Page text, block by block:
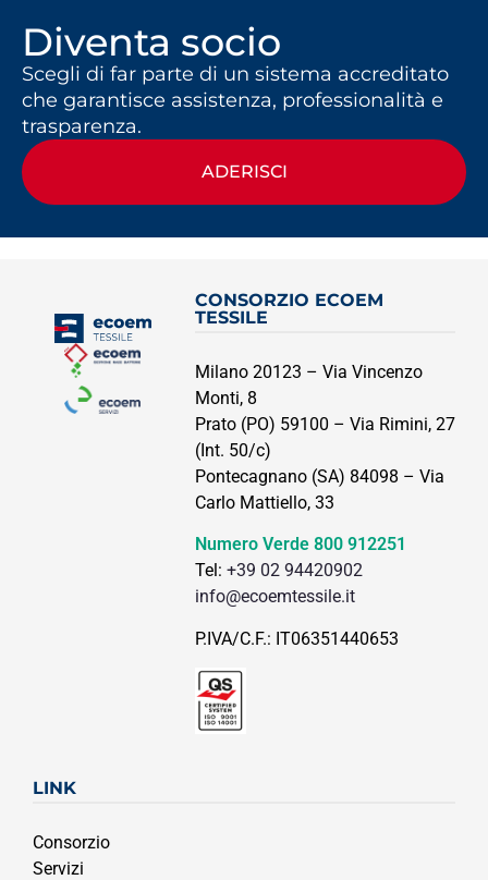
Diventa socio
Scegli di far parte di un sistema accreditato
che garantisce assistenza, professionalità e
trasparenza.
ADERISCI
CONSORZIO ECOEM
TESSILE
Milano 20123 – Via Vincenzo
Monti, 8
Prato (PO) 59100 – Via Rimini, 27
(Int. 50/c)
Pontecagnano (SA) 84098 – Via
Carlo Mattiello, 33
Numero Verde 800 912251
Tel: +39 02 94420902
info@ecoemtessile.it
P.IVA/C.F.: IT06351440653
LINK
Consorzio
Servizi